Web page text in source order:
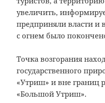
увеличить,
предприняли власти и
с огнем было
Точка возгорания
государственного
«Утриш» и вне границ
«Большой Утриш».